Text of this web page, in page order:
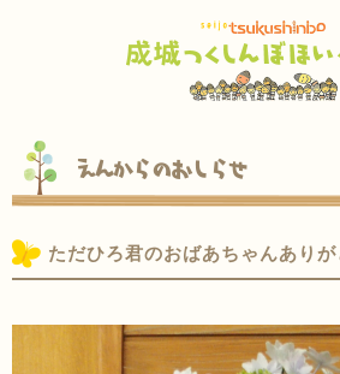
えんからのおしらせ
ただひろ君のおばあちゃんありが